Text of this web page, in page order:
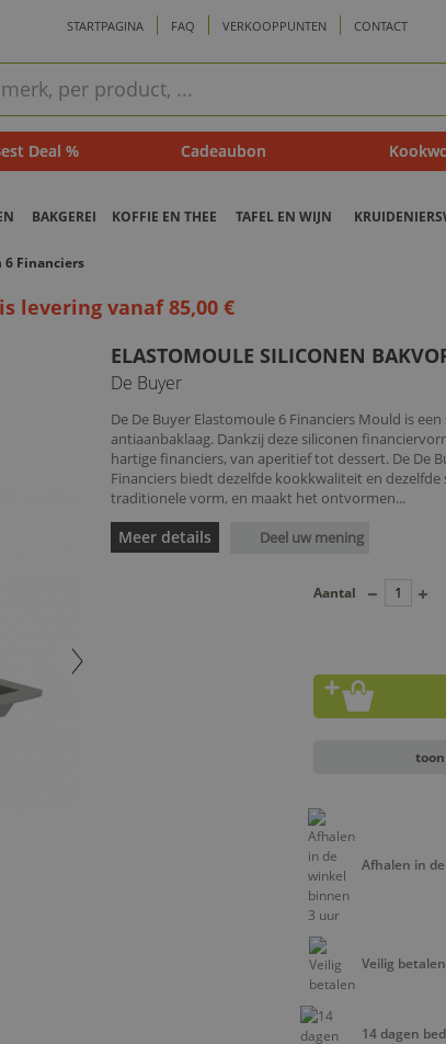
STARTPAGINA FAQ VERKOOPPUNTEN CONTACT
Deal % Cadeaubon
BAKGEREI KOFFIE EN THEE TAFEL EN WIJN
6 Financiers
levering vanaf 85,00 €
ELASTOMOULE SILICONEN
De Buyer
De De Buyer Elastomoule 6 Financiers Mould is
antiaanbaklaag. Dankzij deze siliconen
hartige financiers, van aperitief tot dessert. De De
Financiers biedt dezelfde kookkwaliteit en
traditionele vorm, en maakt het ontvormen...
Meer details Deel uw mening
Aantal
Afhalen in
Veilig betalen
14 dagen